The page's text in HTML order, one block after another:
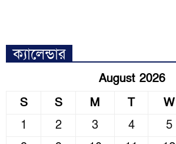
ক্যালেন্ডার
August 2026
S
S M T W
1
2 3 4 5